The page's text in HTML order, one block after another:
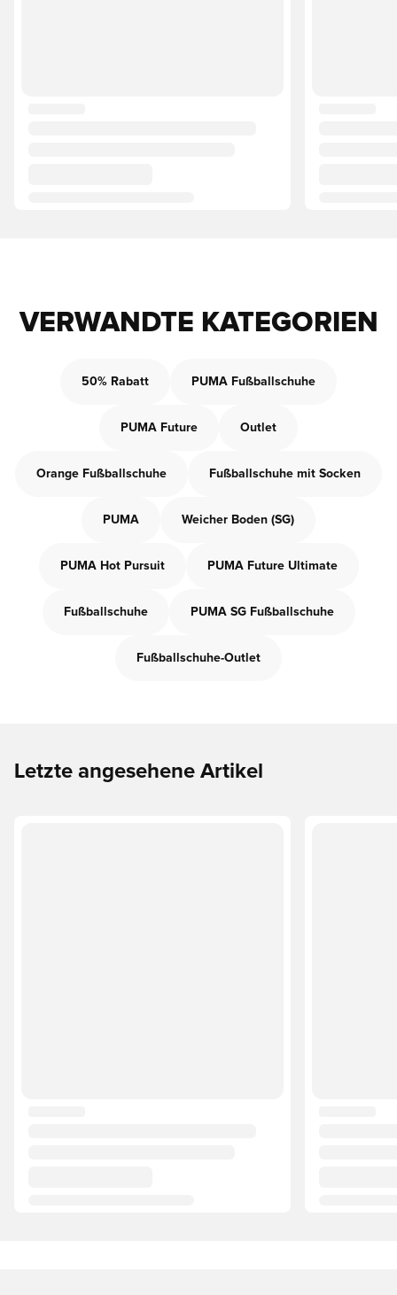
VERWANDTE KATEGORIEN
50% Rabatt PUMA Fußballschuhe
PUMA Future Outlet
Orange Fußballschuhe Fußballschuhe mit Socken
PUMA Weicher Boden (SG)
PUMA Hot Pursuit PUMA Future Ultimate
Fußballschuhe PUMA SG Fußballschuhe
Fußballschuhe-Outlet
Letzte angesehene Artikel